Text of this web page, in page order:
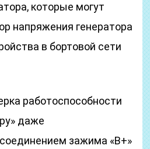
которые могут
напряжения генератора
в бортовой сети
работоспособности
даже
зажима «В+»